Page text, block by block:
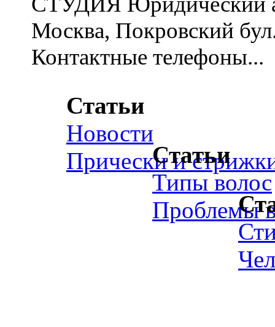
Москва, Покровский
Контактные телефоны...
Статьи
Новости
Прически иСтатьи
Типы волос
Проблемы